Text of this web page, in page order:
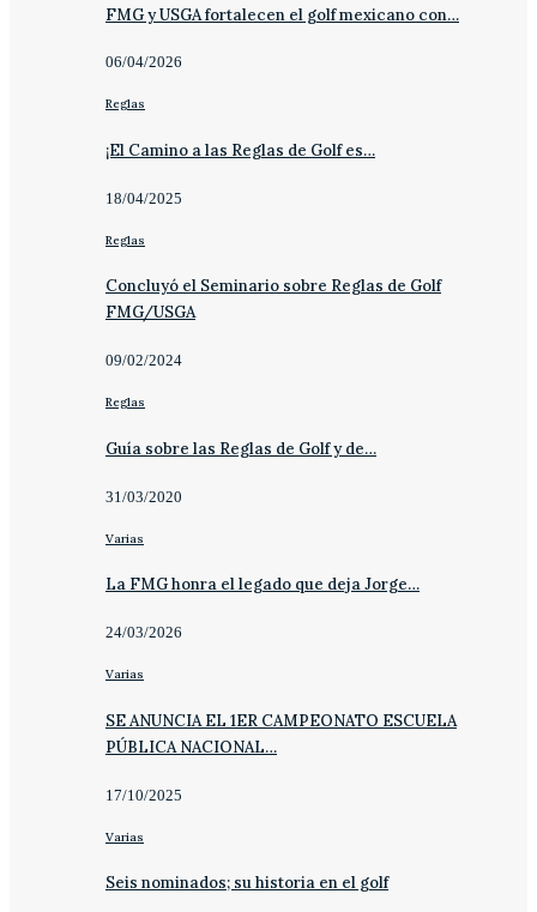
FMG y USGA fortalecen el golf mexicano con…
06/04/2026
Reglas
¡El Camino a las Reglas de Golf es…
18/04/2025
Reglas
Concluyó el Seminario sobre Reglas de Golf
FMG/USGA
09/02/2024
Reglas
Guía sobre las Reglas de Golf y de…
31/03/2020
Varias
La FMG honra el legado que deja Jorge…
24/03/2026
Varias
SE ANUNCIA EL 1ER CAMPEONATO ESCUELA
PÚBLICA NACIONAL…
17/10/2025
Varias
Seis nominados; su historia en el golf